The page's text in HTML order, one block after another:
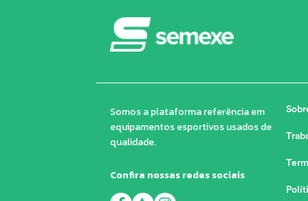
Somos a plataforma referência em
equipamentos esportivos usados de
qualidade.
Confira nossas redes sociais